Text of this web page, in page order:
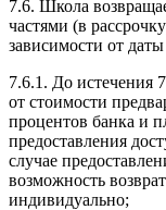
7.6. Школа
частями (в
зависимости от
7.6.1. До истечения
от стоимости
процентов банка и
предоставления
случае
возможность
индивидуально;